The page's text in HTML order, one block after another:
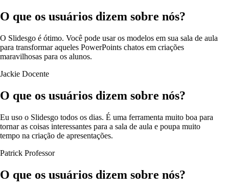
O que os usuários dizem sobre nós?
O Slidesgo é ótimo. Você pode usar os modelos em sua sala de aula
para transformar aqueles PowerPoints chatos em criações
maravilhosas para os alunos.
Jackie Docente
O que os usuários dizem sobre nós?
Eu uso o Slidesgo todos os dias. É uma ferramenta muito boa para
tornar as coisas interessantes para a sala de aula e poupa muito
tempo na criação de apresentações.
Patrick Professor
O que os usuários dizem sobre nós?